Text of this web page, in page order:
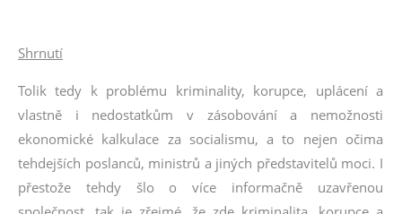
Shrnutí
Tolik tedy k problému kriminality, korupce, uplácení a
vlastně i nedostatkům v zásobování a nemožnosti
ekonomické kalkulace za socialismu, a to nejen očima
tehdejších poslanců, ministrů a jiných představitelů moci. I
přestože tehdy šlo o více informačně uzavřenou